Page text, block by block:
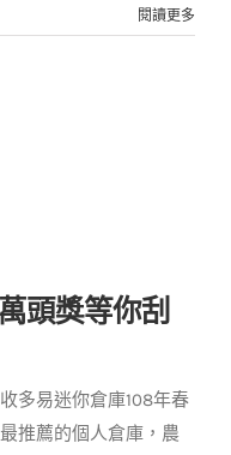
閱讀更多
倉 千
頭獎等你刮
多易迷你倉庫108年春
推薦的個人倉庫，農